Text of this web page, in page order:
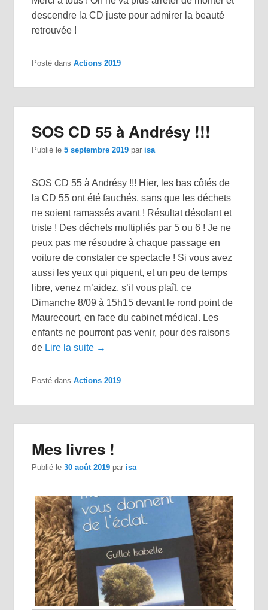
descendre la CD juste pour admirer la beauté
retrouvée !
Posté dans Actions 2019
SOS CD 55 à Andrésy !!!
Publié le5 septembre 2019 par isa
SOS CD 55 à Andrésy !!! Hier, les bas côtés de
la CD 55 ont été fauchés, sans que les déchets
ne soient ramassés avant ! Résultat désolant et
triste ! Des déchets multipliés par 5 ou 6 ! Je ne
peux pas me résoudre à chaque passage en
voiture de constater ce spectacle ! Si vous avez
aussi les yeux qui piquent, et un peu de temps
libre, venez m’aidez, s’il vous plaît, ce
Dimanche 8/09 à 15h15 devant le rond point de
Maurecourt, en face du cabinet médical. Les
enfants ne pourront pas venir, pour des raisons
de Lire la suite →
Posté dans Actions 2019
Mes livres !
Publié le30 août 2019 par isa